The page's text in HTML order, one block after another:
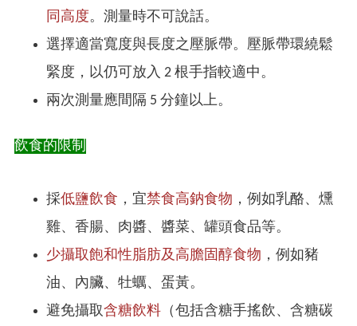
同高度。測量時不可說話。
選擇適當寬度與長度之壓脈帶。壓脈帶環繞鬆
緊度，以仍可放入 2 根手指較適中。
兩次測量應間隔 5 分鐘以上。
飲食的限制
採低鹽飲食 ，宜禁食高鈉食物 ，例如乳酪、燻
雞、香腸、肉醬、醬菜、罐頭食品等。
少攝取飽和性脂肪及高膽固醇食物 ，例如豬
油、內臟、牡蠣、蛋黃。
避免攝取含糖飲料 （包括含糖手搖飲、含糖碳